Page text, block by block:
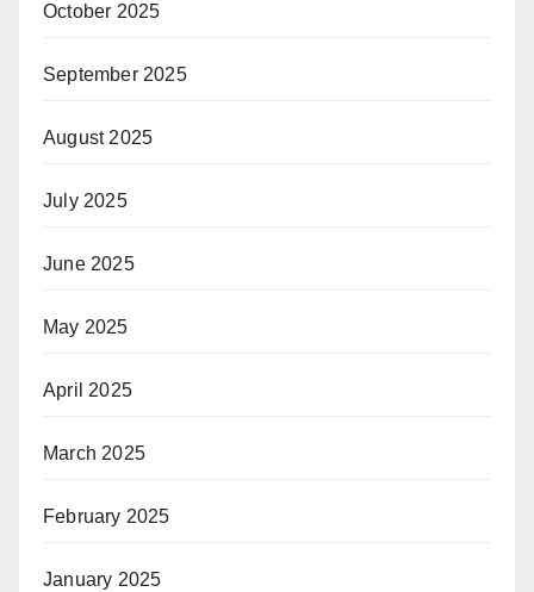
October 2025
September 2025
August 2025
July 2025
June 2025
May 2025
April 2025
March 2025
February 2025
January 2025